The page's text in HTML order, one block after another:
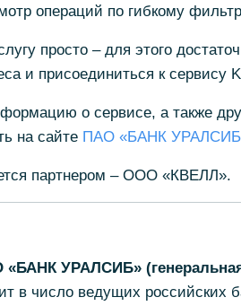
операций по гибкому
просто – для этого
и присоединиться к сервису
о сервисе, а также
на сайте ПАО «БАНК
партнером – ООО «КВЕЛЛ».
УРАЛСИБ»
в число ведущих российских